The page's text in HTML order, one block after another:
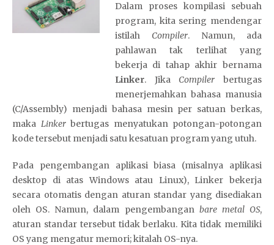
Dalam proses kompilasi sebuah
program, kita sering mendengar
istilah Compiler. Namun, ada
pahlawan tak terlihat yang
bekerja di tahap akhir bernama
Linker. Jika Compiler bertugas
menerjemahkan bahasa manusia
(C/Assembly) menjadi bahasa mesin per satuan berkas,
maka Linkerbertugas menyatukan potongan-potongan
kode tersebut menjadi satu kesatuan program yang utuh.
Pada pengembangan aplikasi biasa (misalnya aplikasi
desktop di atas Windows atau Linux), Linker bekerja
secara otomatis dengan aturan standar yang disediakan
oleh OS. Namun, dalam pengembangan bare metal OS,
aturan standar tersebut tidak berlaku. Kita tidak memiliki
OS yang mengatur memori; kitalah OS-nya.